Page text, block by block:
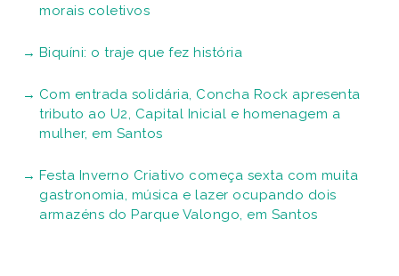
morais coletivos
Biquíni: o traje que fez história
Com entrada solidária, Concha Rock apresenta
tributo ao U2, Capital Inicial e homenagem a
mulher, em Santos
Festa Inverno Criativo começa sexta com muita
gastronomia, música e lazer ocupando dois
armazéns do Parque Valongo, em Santos